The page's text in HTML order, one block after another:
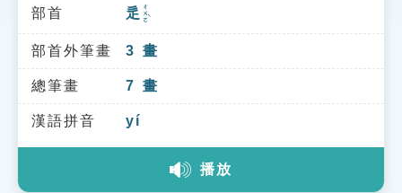
索引選單
知識索引
單字索引
生命大百科索引
部首 辵 ㄔㄨㄛˋ
部首外筆畫 3 畫
總筆畫 7 畫
漢語拼音 yí
播放